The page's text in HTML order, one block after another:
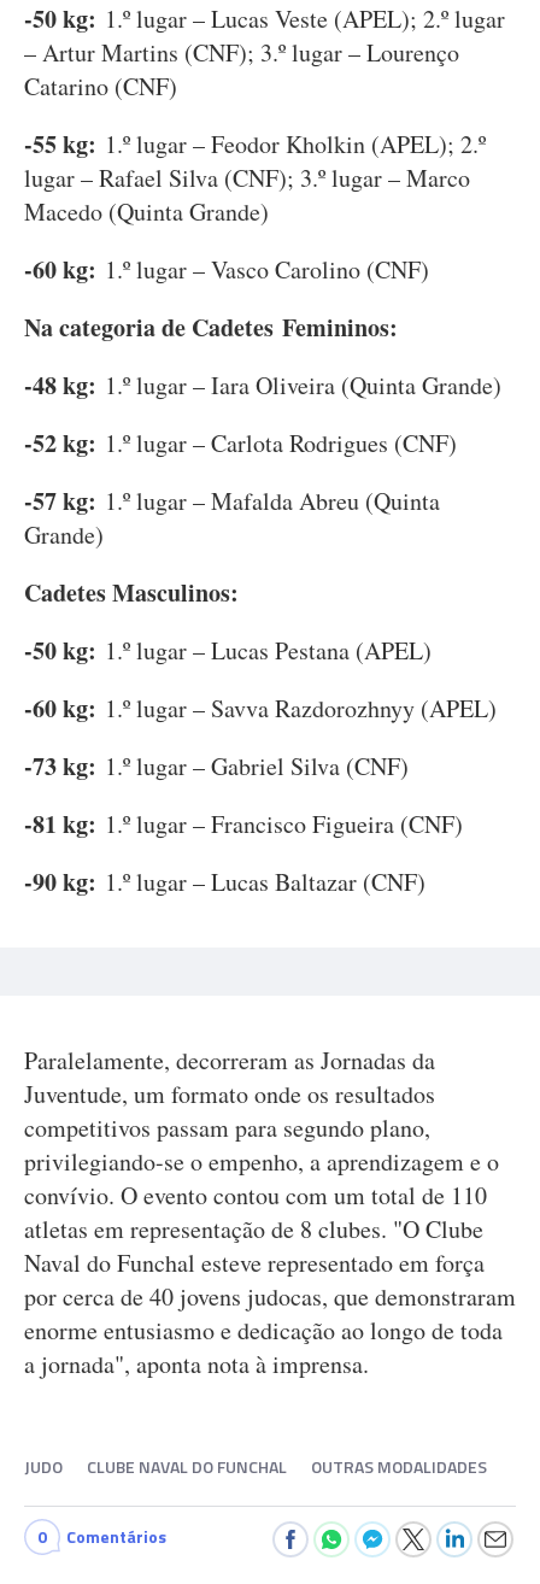
-50 kg: 1.º lugar – Lucas Veste (APEL); 2.º lugar
– Artur Martins (CNF); 3.º lugar – Lourenço
Catarino (CNF)
-55 kg: 1.º lugar – Feodor Kholkin (APEL); 2.º
lugar – Rafael Silva (CNF); 3.º lugar – Marco
Macedo (Quinta Grande)
-60 kg: 1.º lugar – Vasco Carolino (CNF)
Na categoria de Cadetes Femininos:
-48 kg: 1.º lugar – Iara Oliveira (Quinta Grande)
-52 kg: 1.º lugar – Carlota Rodrigues (CNF)
-57 kg: 1.º lugar – Mafalda Abreu (Quinta
Grande)
Cadetes Masculinos:
-50 kg: 1.º lugar – Lucas Pestana (APEL)
-60 kg: 1.º lugar – Savva Razdorozhnyy (APEL)
-73 kg: 1.º lugar – Gabriel Silva (CNF)
-81 kg: 1.º lugar – Francisco Figueira (CNF)
-90 kg: 1.º lugar – Lucas Baltazar (CNF)
Paralelamente, decorreram as Jornadas da
Juventude, um formato onde os resultados
competitivos passam para segundo plano,
privilegiando-se o empenho, a aprendizagem e o
convívio. O evento contou com um total de 110
atletas em representação de 8 clubes. "O Clube
Naval do Funchal esteve representado em força
por cerca de 40 jovens judocas, que demonstraram
enorme entusiasmo e dedicação ao longo de toda
a jornada", aponta nota à imprensa.
JUDO CLUBE NAVAL DO FUNCHAL OUTRAS MODALIDADES
0 Comentários